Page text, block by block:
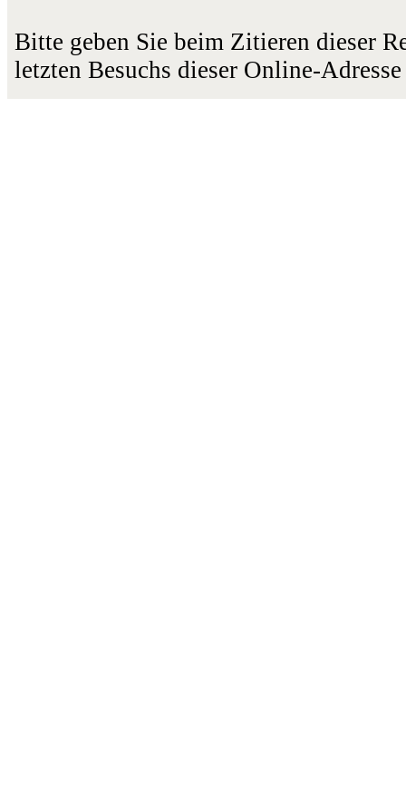
Bitte geben Sie beim Zitieren dieser
letzten Besuchs dieser Online-Adresse